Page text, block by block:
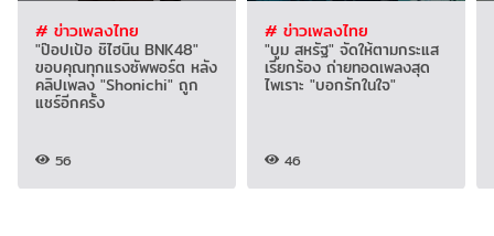
# ข่าวเพลงไทย
"ป๊อปเป้อ ชิไฮนิน BNK48"
ขอบคุณทุกแรงซัพพอร์ต หลัง
คลิปเพลง "Shonichi" ถูก
แชร์อีกครั้ง
56
# ข่าวเพลงไทย
"บูม สหรัฐ" จัดให้ตามกระแส
เรียกร้อง ถ่ายทอดเพลงสุด
ไพเราะ "บอกรักในใจ"
46